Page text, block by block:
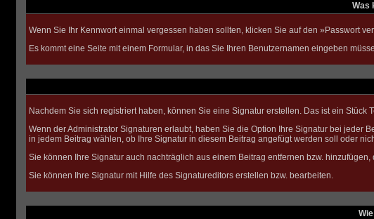
Was
Wenn Sie Ihr Kennwort einmal vergessen haben sollten, klicken Sie auf den » Passwort
Es kommt eine Seite mit einem Formular, in das Sie Ihren Benutzernamen eingeben
Nachdem Sie sich registriert haben, können Sie eine Signatur erstellen. Das ist ein
Wenn der Administrator Signaturen erlaubt, haben Sie die Option Ihre Signatur bei jeder
in jedem Beitrag wählen, ob Ihre Signatur in diesem Beitrag angefügt werden soll oder
Sie können Ihre Signatur auch nachträglich aus einem Beitrag entfernen bzw.
Sie können Ihre Signatur mit Hilfe des Signatureditorserstellen bzw. bearbeiten.